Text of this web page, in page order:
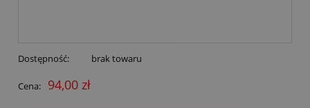
Dostępność: brak towaru
Cena: 94,00 zł